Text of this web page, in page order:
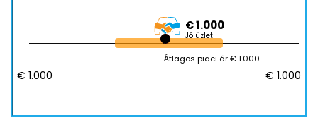
€ 1.000
Jó üzlet
Átlagos piaci ár € 1.000
€ 1.000 € 1.000